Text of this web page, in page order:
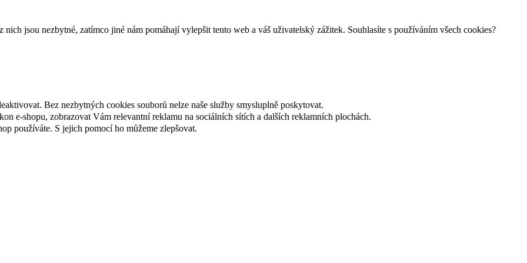
jsou nezbytné, zatímco jiné nám pomáhají vylepšit tento web a váš uživatelský zážitek. Souhlasíte s používáním všech cookies?
Bez nezbytných cookies souborů nelze naše služby smysluplně poskytovat.
e-shopu, zobrazovat Vám relevantní reklamu na sociálních sítích a dalších reklamních plochách.
používáte. S jejich pomocí ho můžeme zlepšovat.